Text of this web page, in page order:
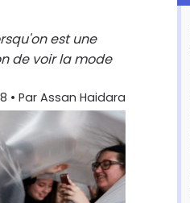
est une
de voir la mode
• Par Assan Haidara